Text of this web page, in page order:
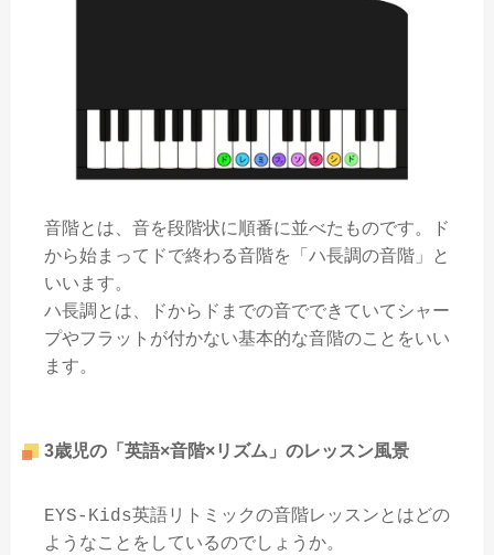
音階とは、音を段階状に順番に並べたものです。ド
から始まってドで終わる音階を「ハ長調の音階」と
いいます。
ハ長調とは、ドからドまでの音でできていてシャー
プやフラットが付かない基本的な音階のことをいい
ます。
3歳児の「英語×音階×リズム」のレッスン風景
EYS-Kids英語リトミックの音階レッスンとはどの
ようなことをしているのでしょうか。